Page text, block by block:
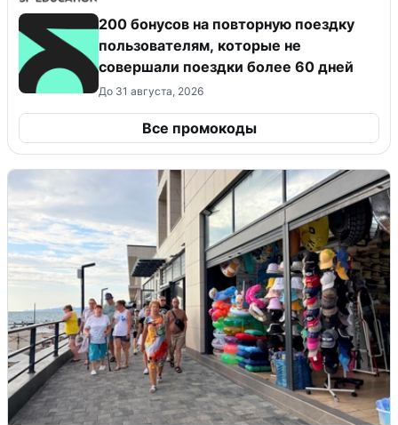
200 бонусов на повторную поездку
пользователям, которые не
совершали поездки более 60 дней
До 31 августа, 2026
Все промокоды